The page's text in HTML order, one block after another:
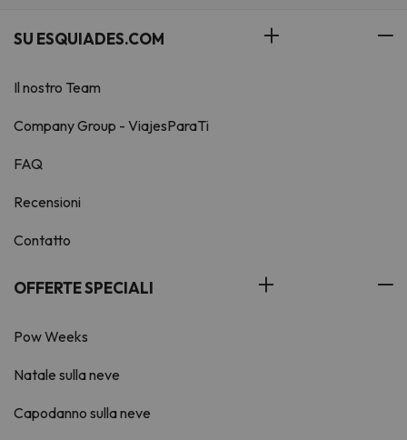
SU ESQUIADES.COM
Il nostro Team
Company Group - ViajesParaTi
FAQ
Recensioni
Contatto
OFFERTE SPECIALI
Pow Weeks
Natale sulla neve
Capodanno sulla neve